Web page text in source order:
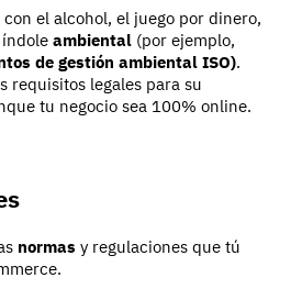
el alcohol, el juego por dinero,
ambiental (por ejemplo,
de gestión ambiental ISO).
requisitos legales para su
tu negocio sea 100% online.
normas y regulaciones que tú